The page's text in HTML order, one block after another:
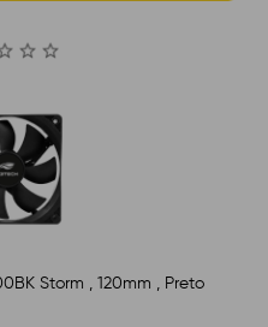
Storm , 120mm , Preto